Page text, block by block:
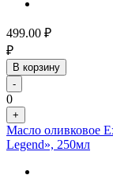
499.00 ₽
₽
В корзину
-
0
+
Масло оливковое
Legend», 250мл